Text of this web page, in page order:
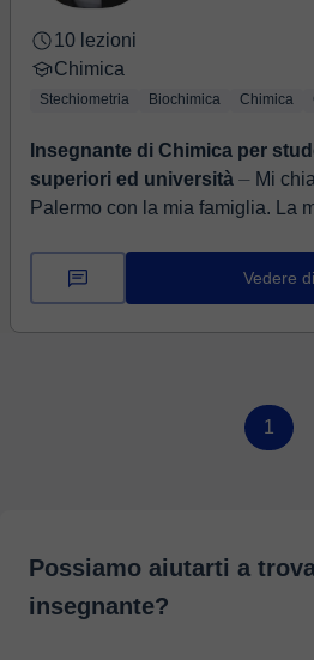
10 lezioni
Chimica
Stechiometria Biochimica Chimica
Insegnante di Chimica per
superiori ed università ⏤ Mi chiamo Erika e vivo a
Palermo con la mia famiglia. La
aiutato a ...
Vedere
1
Possiamo aiutarti a
insegnante?